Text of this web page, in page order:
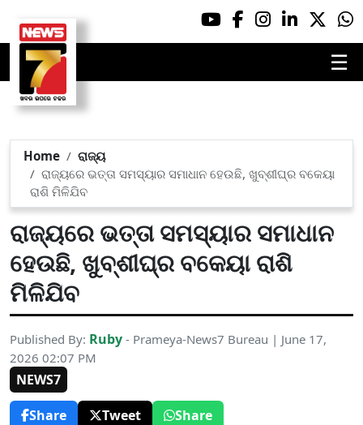
☰
Home
ରାଜ୍ୟ
ରାଜ୍ୟରେ ଭତ୍ତା ସମସ୍ୟାର ସମାଧାନ ହେଉଛି, ଖୁବ୍‌ଶୀଘ୍ର ବକେୟା
ରାଶି ମିଳିଯିବ
ରାଜ୍ୟରେ ଭତ୍ତା ସମସ୍ୟାର ସମାଧାନ
ହେଉଛି, ଖୁବ୍‌ଶୀଘ୍ର ବକେୟା ରାଶି
ମିଳିଯିବ
Published By: Ruby - Prameya-News7 Bureau | June 17,
2026 02:07 PM
NEWS7
Share
Tweet Share